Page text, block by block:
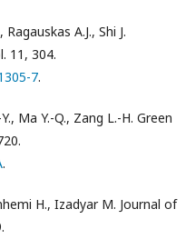
A.J., Shi J.
11, 304.
7.
Ma Y.-Q., Zang L.-H. Green
.
H., Izadyar M. Journal of